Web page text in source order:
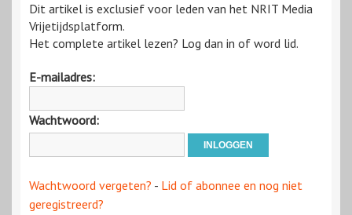
Dit artikel is exclusief voor leden van het NRIT Media
Vrijetijdsplatform.
Het complete artikel lezen? Log dan in of word lid.
E-mailadres:
Wachtwoord:
Wachtwoord vergeten? - Lid of abonnee en nog niet
geregistreerd?